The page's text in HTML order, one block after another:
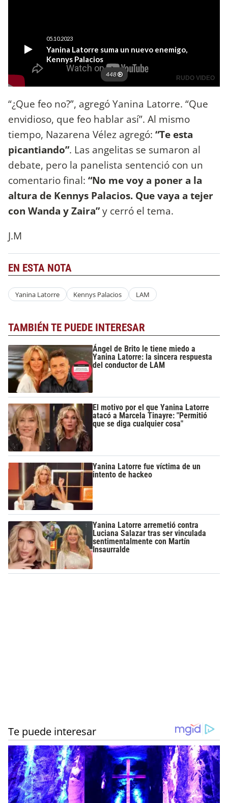
“¿Que feo no?”, agregó Yanina Latorre. “Que
envidioso, que feo hablar así”. Al mismo
tiempo, Nazarena Vélez agregó: “Te esta
picantiando”. Las angelitas se sumaron al
debate, pero la panelista sentenció con un
comentario final: “No me voy a poner a la
altura de Kennys Palacios. Que vaya a tejer
con Wanda y Zaira”y cerró el tema.
J.M
EN ESTA NOTA
Yanina Latorre Kennys Palacios LAM
TAMBIÉN TE PUEDE INTERESAR
Ángel de Brito le tiene miedo a
Yanina Latorre: la sincera respuesta
del conductor de LAM
El motivo por el que Yanina Latorre
atacó a Marcela Tinayre: "Permitió
que se diga cualquier cosa"
Yanina Latorre fue víctima de un
intento de hackeo
Yanina Latorre arremetió contra
Luciana Salazar tras ser vinculada
sentimentalmente con Martín
Insaurralde